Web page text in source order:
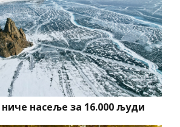
насеље за 16.000 људи